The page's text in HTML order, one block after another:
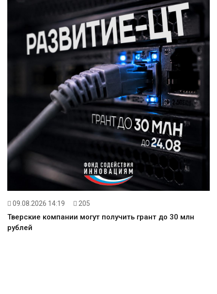
09.08.2026 14:19 205
Тверские компании могут получить грант до 30 млн
рублей